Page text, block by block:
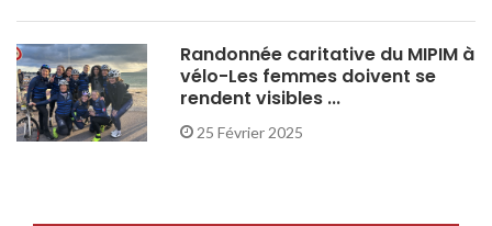
Randonnée caritative du MIPIM à
vélo-Les femmes doivent se
rendent visibles ...
25 Février 2025